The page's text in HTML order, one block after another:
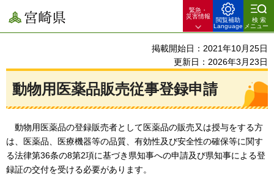
宮崎県
緊急・
災害情報
閲覧補助
Language
検索
メニュー
掲載開始日：2021年10月25日
更新日：2026年3月23日
動物用医薬品販売従事登録申請
動物用 医薬品の登録販売者として医薬品の販売又は授与をする方
は、医薬品、医療機器等の品質、有効性及び安全性の確保等に関す
る法律第36条の8第2項に基づき県知事への申請及び県知事による登
録証の交付を受ける必要があります。